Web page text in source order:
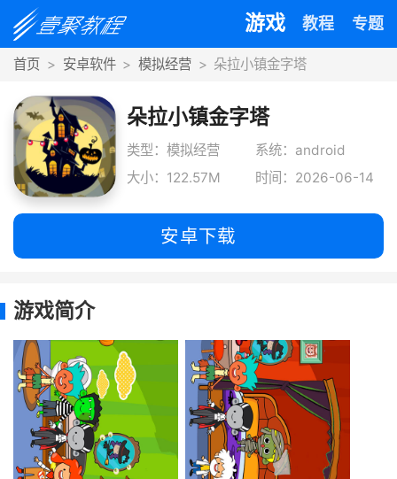
游戏 教程 专题
首页 安卓软件 模拟经营 朵拉小镇金字塔
朵拉小镇金字塔
类型：模拟经营
系统：android
大小：122.57M
时间：2026-06-14
安卓下载
游戏简介